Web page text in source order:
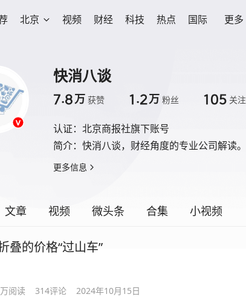
北京 视频 财经 科技 热点 国际 更多
快消八谈
7.8万 获赞 1.2万 粉丝 105 关注
认证： 北京商报社旗下账号
简介： 快消八谈，财经角度的专业公司解读。
更多信息
文章 视频 微头条 合集 小视频
叠的价格“过山车”
阅读 314评论 2024年10月15日